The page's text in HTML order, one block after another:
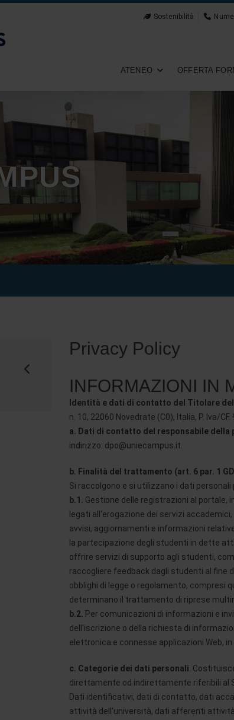
Sostenibilità
ATENEO OFFERTA
Privacy Policy
INFORMAZIONI IN
Identità e dati di contatto del Titolare
n. 10, 22060 Novedrate (C0), Italia, P. Iva/
a.
Dati di contatto del responsabile della
indirizzo: dpo@uniecampus.it.
b. Finalità del trattamento (art. 6 par. 1
Si raccolgono e si utilizzano i dati personali
b.1.
Gestione delle registrazioni al
legati all'erogazione dei servizi
avvisi, aggiornamenti e informazioni
la partecipazione degli studenti in dette
offrire servizi di supporto agli studenti,
raccogliere feedback dagli studenti al fine
obblighi di legge o regolamento, compresi
determinano il trattamento di riprese
b.2. Per comunicazioni di informazioni e
dell'iscrizione o della richiesta di
elettronica e connesse applicazioni Web,
c. Categorie dei dati personali .
direttamente od indirettamente riferibili al
Dati identificativi, dati di contatto, dati
attività dell'università, dati afferenti attività